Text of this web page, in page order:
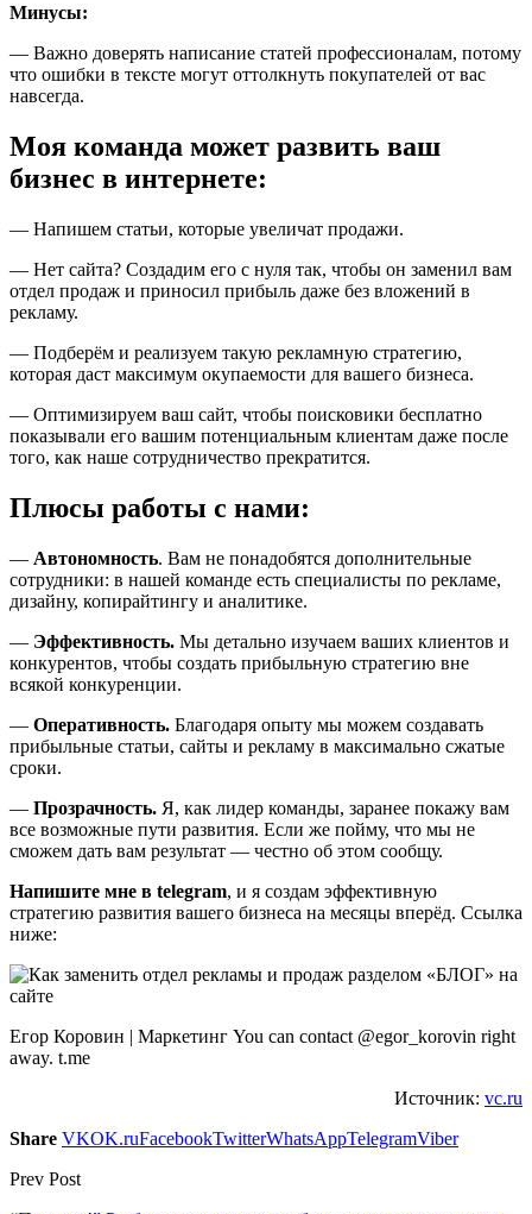
Минусы:
— Важно доверять написание статей профессионалам, потому
что ошибки в тексте могут оттолкнуть покупателей от вас
навсегда.
Моя команда может развить ваш
бизнес в интернете:
— Напишем статьи, которые увеличат продажи.
— Нет сайта? Создадим его с нуля так, чтобы он заменил вам
отдел продаж и приносил прибыль даже без вложений в
рекламу.
— Подберём и реализуем такую рекламную стратегию,
которая даст максимум окупаемости для вашего бизнеса.
— Оптимизируем ваш сайт, чтобы поисковики бесплатно
показывали его вашим потенциальным клиентам даже после
того, как наше сотрудничество прекратится.
Плюсы работы с нами:
— Автономность. Вам не понадобятся дополнительные
сотрудники: в нашей команде есть специалисты по рекламе,
дизайну, копирайтингу и аналитике.
— Эффективность. Мы детально изучаем ваших клиентов и
конкурентов, чтобы создать прибыльную стратегию вне
всякой конкуренции.
— Оперативность. Благодаря опыту мы можем создавать
прибыльные статьи, сайты и рекламу в максимально сжатые
сроки.
— Прозрачность. Я, как лидер команды, заранее покажу вам
все возможные пути развития. Если же пойму, что мы не
сможем дать вам результат — честно об этом сообщу.
Напишите мне в telegram, и я создам эффективную
стратегию развития вашего бизнеса на месяцы вперёд. Ссылка
ниже:
Егор Коровин | Маркетинг You can contact @egor_korovin right
away. t.me
Источник: vc.ru
Share VKOK.ruFacebookTwitterWhatsAppTelegramViber
Prev Post